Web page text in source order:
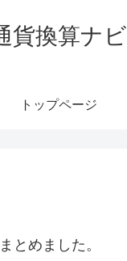
貨換算ナビ
トップページ
とめました。